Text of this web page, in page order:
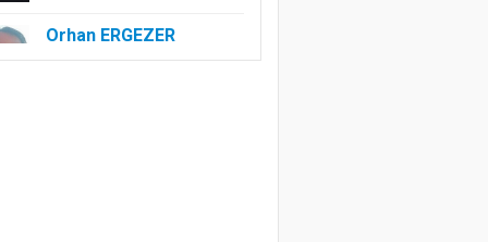
Orhan ERGEZER
Kelimelerle Başlayan